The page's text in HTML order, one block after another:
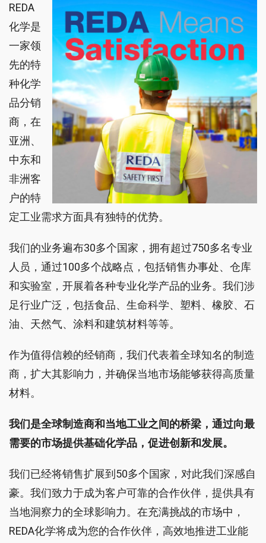
REDA
化学是
一家领
先的特
种化学
品分销
商，在
亚洲、
中东和
非洲客
户的特
定工业需求方面具有独特的优势。
我们的业务遍布30多个国家，拥有超过750多名专业
人员，通过100多个战略点，包括销售办事处、仓库
和实验室，开展着各种专业化学产品的业务。我们涉
足行业广泛，包括食品、生命科学、塑料、橡胶、石
油、天然气、涂料和建筑材料等等。
作为值得信赖的经销商，我们代表着全球知名的制造
商，扩大其影响力，并确保当地市场能够获得高质量
材料。
我们是全球制造商和当地工业之间的桥梁，通过向最
需要的市场提供基础化学品，促进创新和发展。
我们已经将销售扩展到50多个国家，对此我们深感自
豪。我们致力于成为客户可靠的合作伙伴，提供具有
当地洞察力的全球影响力。在充满挑战的市场中，
REDA化学将成为您的合作伙伴，高效地推进工业能